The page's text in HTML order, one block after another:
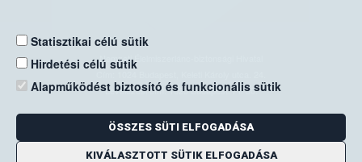
Statisztikai célú sütik
Hirdetési célú sütik
Alapműködést biztosító és funkcionális sütik
ÖSSZES SÜTI ELFOGADÁSA
KIVÁLASZTOTT SÜTIK ELFOGADÁSA
Nemzeti Élelmiszerlánc-biztonsági Hivatal
Levelezési cím: 1525 Budapest. Pf. 30.
E-mail:ugyfelszolgalat@nebih.gov.hu
Zöld szám: 06-80/263-244